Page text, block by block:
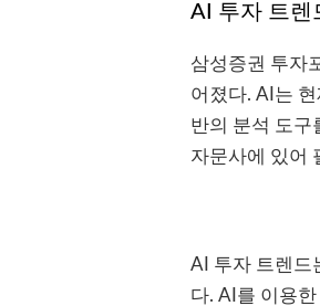
AI 투자 트렌
삼성증권 투자
어졌다. AI는
반의 분석 도구
자문사에 있어
AI 투자 트렌드
다. AI를 이용